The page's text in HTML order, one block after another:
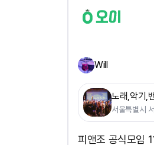
Will
노래,악기,
서울특별시
피앤조 공식모임